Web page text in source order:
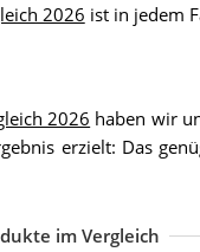
2026 ist in jedem
2026 haben wir
erzielt: Das
im Vergleich